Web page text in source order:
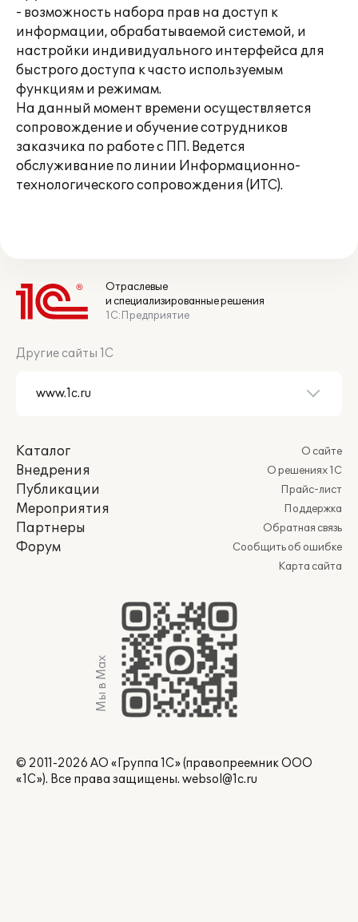
- возможность набора прав на доступ к
информации, обрабатываемой системой, и
настройки индивидуального интерфейса для
быстрого доступа к часто используемым
функциям и режимам.
На данный момент времени осуществляется
сопровождение и обучение сотрудников
заказчика по работе с ПП. Ведется
обслуживание по линии Информационно-
технологического сопровождения (ИТС).
Отраслевые
и специализированные решения
1С:Предприятие
Другие сайты 1С
Каталог
Внедрения
Публикации
Мероприятия
Партнеры
Форум
О сайте
О решениях 1С
Прайс-лист
Поддержка
Обратная связь
Сообщить об ошибке
Карта сайта
Мы в Max
© 2011-2026 АО «Группа 1С» (правопреемник ООО
«1С»). Все права защищены. websol@1c.ru